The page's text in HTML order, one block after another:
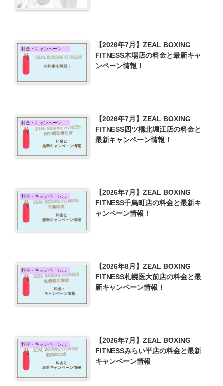
料金・キャンペーン情報
【2026年7月】ZEAL BOXING
FITNESS木場店の料金と最新キャ
ンペーン情報！
【2026年7月】ZEAL BOXING
FITNESS四ツ橋北堀江店の料金と
最新キャンペーン情報！
料金・キャンペーン情報
【2026年7月】ZEAL BOXING
FITNESS千鳥町店の料金と最新キ
ャンペーン情報！
料金・キャンペーン情報
【2026年8月】ZEAL BOXING
FITNESS札幌医大前店の料金と最
新キャンペーン情報！
【2026年7月】ZEAL BOXING
FITNESSみらい平店の料金と最新
キャンペーン情報